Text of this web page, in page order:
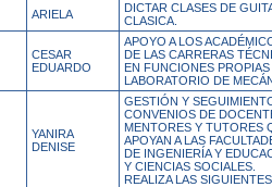
ARIELA
DICTAR CLASES DE
CLASICA.
CESAR
EDUARDO
APOYO A LOS
DE LAS CARRERAS
EN FUNCIONES PROPIAS
LABORATORIO DE
YANIRA
DENISE
GESTIÓN Y
CONVENIOS DE
MENTORES Y TUTORES
APOYAN A LAS
DE INGENIERÍA Y
Y CIENCIAS SOCIALES.
REALIZA LAS SIGUIENTES